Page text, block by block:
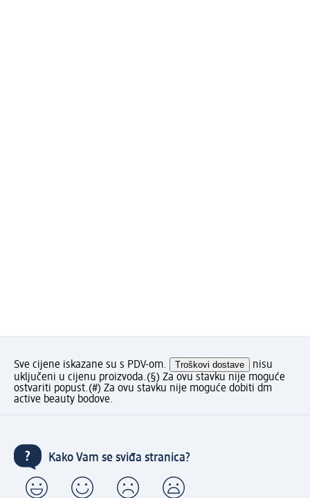
Sve cijene iskazane su s PDV-om. Troškovi dostave
nisu
uključeni u cijenu proizvoda.(§) Za ovu stavku nije moguće
ostvariti popust.(#) Za ovu stavku nije moguće dobiti dm
active beauty bodove.
Kako Vam se sviđa stranica?